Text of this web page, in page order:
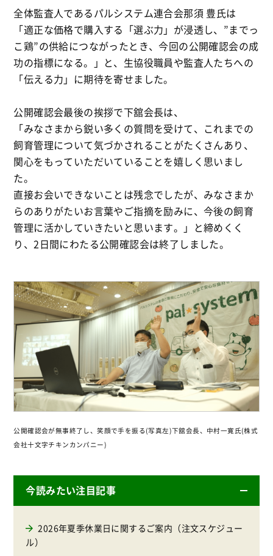
全体監査人であるパルシステム連合会那須 豊氏は
「適正な価格で購入する「選ぶ力」が浸透し、”までっ
こ鶏”の供給につながったとき、今回の公開確認会の成
功の指標になる。」と、生協役職員や監査人たちへの
「伝える力」に期待を寄せました。
公開確認会最後の挨拶で下舘会長は、
「みなさまから鋭い多くの質問を受けて、これまでの
飼育管理について気づかされることがたくさんあり、
関心をもっていただいていることを嬉しく思いまし
た。
直接お会いできないことは残念でしたが、みなさまか
らのありがたいお言葉やご指摘を励みに、今後の飼育
管理に活かしていきたいと思います。」と締めくく
り、2日間にわたる公開確認会は終了しました。
公開確認会が無事終了し、笑顔で手を振る(写真左)下舘会長、中村一寛氏(株式
会社十文字チキンカンパニー)
今読みたい注目記事
2026年夏季休業日に関するご案内（注文スケジュー
ル）